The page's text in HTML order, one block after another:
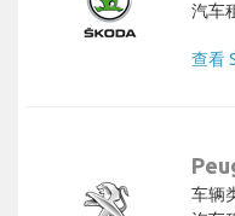
汽车
查看
车辆